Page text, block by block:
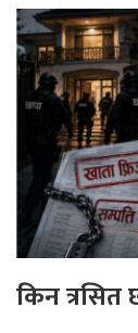
किन त्रसित